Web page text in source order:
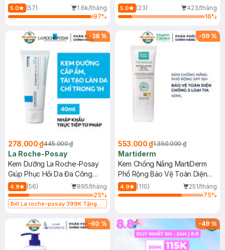
Dầu 500ml
5.0 (57)
1.6k/tháng
97%
(Mới)
5.0 (23)
423/tháng
16%
-38 %
278.000 ₫445.000 ₫
La Roche-Posay
Kem Dưỡng La Roche-Posay
Giúp Phục Hồi Da Đa Công
Dụng 40ml
4.9 (56)
895/tháng
25%
Bill La roche-posay 399K Tặng
(SL có hạn)
-59 %
553.000 ₫1.350.000 ₫
Martiderm
Kem Chống Nắng MartiDerm
Phổ Rộng Bảo Vệ Toàn Diện
40ml
4.9 (110)
251/tháng
75%
-60 % -49%